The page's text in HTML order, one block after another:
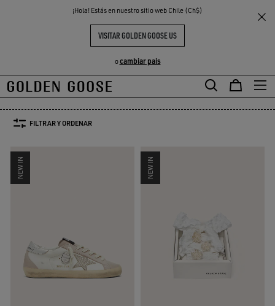
¡Hola! Estás en nuestro sitio web Chile (Ch$)
VISITAR GOLDEN GOOSE US
ocambiar pais
THE
COMMUNITY
Sneakers para la temporada de bodas
SELECCIÓN ZAPATILLAS DE NOVIA
TALLA: U 34
FILTRAR Y ORDENAR
NEW IN NEW IN